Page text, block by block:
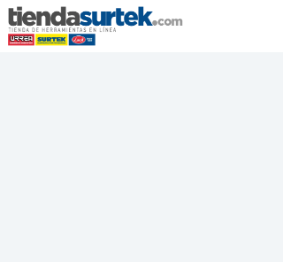
Saltar
al
contenido